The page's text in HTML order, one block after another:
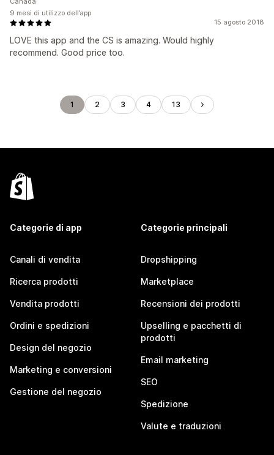
15 agosto 2018
LOVE this app and the CS is amazing. Would highly
recommend. Good price too.
9 mesi di utilizzo dell’app
1 2 3 4 13
Categorie di app
Canali di vendita
Ricerca prodotti
Vendita prodotti
Ordini e spedizioni
Design del negozio
Marketing e conversioni
Gestione del negozio
Categorie principali
Dropshipping
Marketplace
Recensioni dei prodotti
Upselling e pacchetti di
prodotti
Email marketing
SEO
Spedizione
Valute e traduzioni